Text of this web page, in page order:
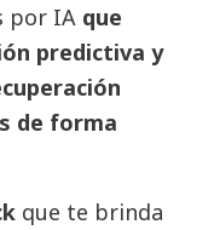
por IA que
predictiva y
de forma
que te brinda